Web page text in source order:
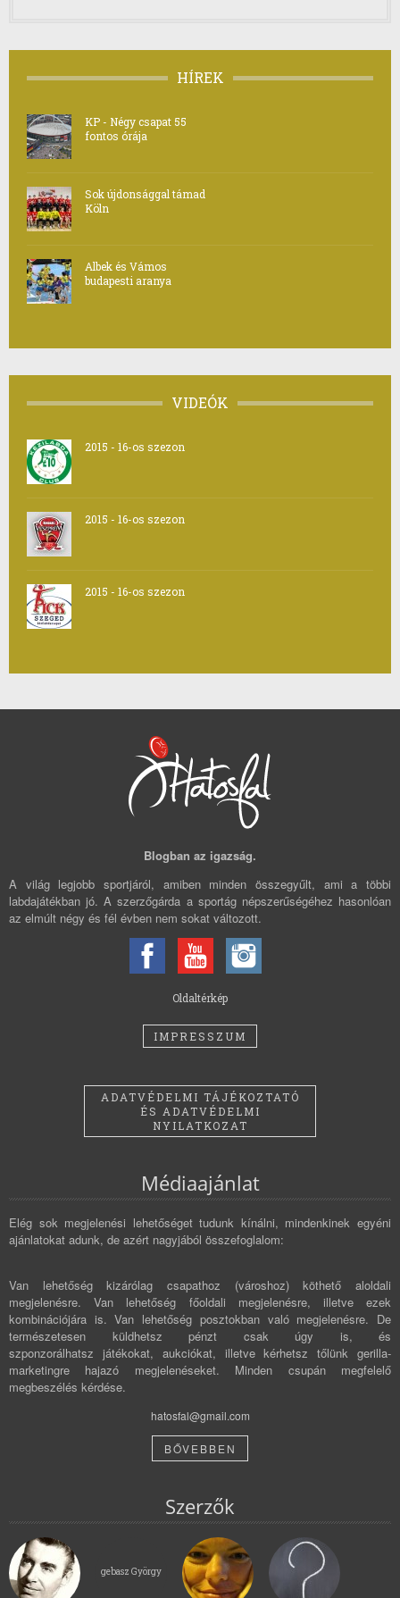
HÍREK
KP - Négy csapat 55
fontos órája
Sok újdonsággal támad
Köln
Albek és Vámos
budapesti aranya
VIDEÓK
2015 - 16-os szezon
2015 - 16-os szezon
2015 - 16-os szezon
Blogban az igazság.
A világ legjobb sportjáról, amiben minden összegyűlt, ami a többi
labdajátékban jó. A szerzőgárda a sportág népszerűségéhez hasonlóan
az elmúlt négy és fél évben nem sokat változott.
Oldaltérkép
IMPRESSZUM
ADATVÉDELMI TÁJÉKOZTATÓ
ÉS ADATVÉDELMI
NYILATKOZAT
Médiaajánlat
Elég sok megjelenési lehetőséget tudunk kínálni, mindenkinek egyéni
ajánlatokat adunk, de azért nagyjából összefoglalom:
Van lehetőség kizárólag csapathoz (városhoz) köthető aloldali
megjelenésre. Van lehetőség főoldali megjelenésre, illetve ezek
kombinációjára is. Van lehetőség posztokban való megjelenésre. De
természetesen küldhetsz pénzt csak úgy is, és
szponzorálhatsz játékokat, aukciókat, illetve kérhetsz tőlünk gerilla-
marketingre hajazó megjelenéseket. Minden csupán megfelelő
megbeszélés kérdése.
hatosfal@gmail.com
BŐVEBBEN
Szerzők
gebasz György